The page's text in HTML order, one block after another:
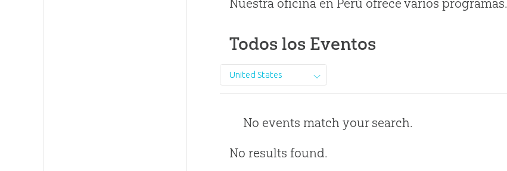
Nuestra oficina en Perú ofrece varios programas.
Todos los Eventos
United States
No events match your search.
No results found.